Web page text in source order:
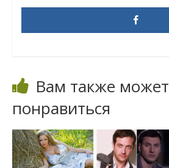
Вам также может
понравиться